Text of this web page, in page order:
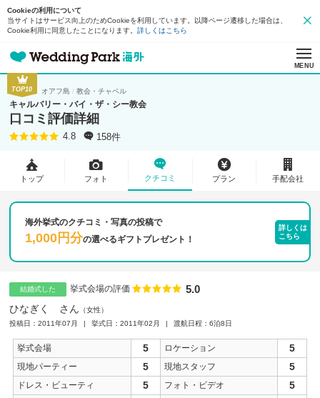
Cookieの利用について
当サイトはサービス向上のためCookieを利用しています。以降ページ遷移した場合は、
Cookie利用に同意したことになります。 詳しくはこちら
MENU
TOP10 オアフ島 教会・チャペル
キャルバリー・バイ・ザ・シー教会
口コミ評価詳細
4.8 158件
トップ フォト クチコミ プラン 手配会社
海外挙式のクチコミ・写真の投稿で
1,000円分の選べるギフトプレゼント！
詳しくは
こちら
結婚式した 挙式会場の評価 点数
5.0
ひなぎく さん
女性
投稿日：2011年07月
挙式日：2011年02月 渡航日程：6泊8日
挙式会場 5 ロケーション 5
現地パーティー 5 現地スタッフ 5
ドレス・ビューティ 5 フォト・ビデオ 5